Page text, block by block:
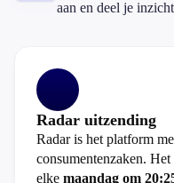
aan en deel je
Radar uitzending
Radar is het platform
consumentenzaken.
elke maandag om